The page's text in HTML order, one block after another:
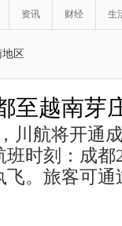
资讯 财经 生
地区
至越南芽
川航将开通
时刻：成都
。旅客可